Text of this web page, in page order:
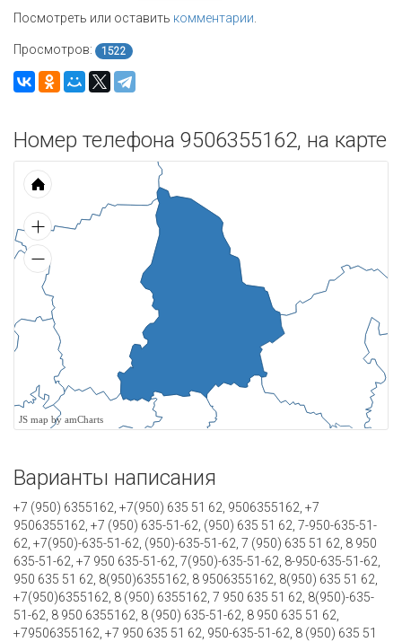
Посмотреть или оставить комментарии.
Просмотров: 1522
Номер телефона 9506355162, на карте
JS map by amCharts
Варианты написания
+7 (950) 6355162, +7(950) 635 51 62, 9506355162, +7
9506355162, +7 (950) 635-51-62, (950) 635 51 62, 7-950-635-51-
62, +7(950)-635-51-62, (950)-635-51-62, 7 (950) 635 51 62, 8 950
635-51-62, +7 950 635-51-62, 7(950)-635-51-62, 8-950-635-51-62,
950 635 51 62, 8(950)6355162, 8 9506355162, 8(950) 635 51 62,
+7(950)6355162, 8 (950) 6355162, 7 950 635 51 62, 8(950)-635-
51-62, 8 950 6355162, 8 (950) 635-51-62, 8 950 635 51 62,
+79506355162, +7 950 635 51 62, 950-635-51-62, 8 (950) 635 51